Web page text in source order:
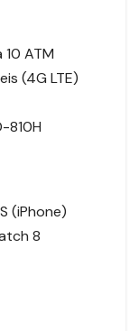
ATM
(4G LTE)
810H
(iPhone)
8